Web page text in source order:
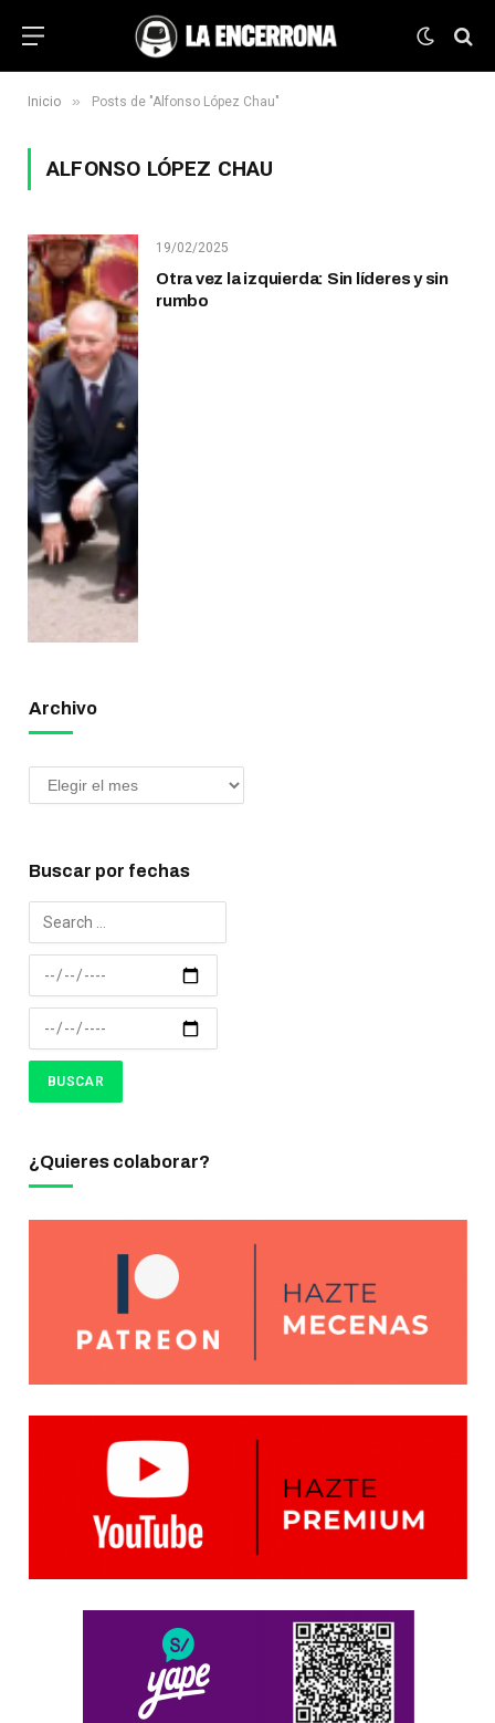
Inicio » Posts de "Alfonso López Chau"
ALFONSO LÓPEZ CHAU
19/02/2025
Otra vez la izquierda: Sin líderes y sin
rumbo
Archivo
Buscar por fechas
¿Quieres colaborar?